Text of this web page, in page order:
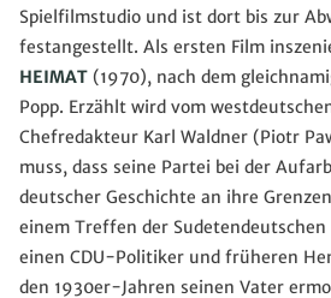
Spielfilmstudio und ist dort bis zur
festangestellt. Als ersten Film
HEIMAT (1970), nach dem
Popp. Erzählt wird vom
Chefredakteur Karl Waldner (Piotr
muss, dass seine Partei bei der
deutscher Geschichte an ihre
einem Treffen der
einen CDU-Politiker und früheren
den 1930er-Jahren seinen Vater